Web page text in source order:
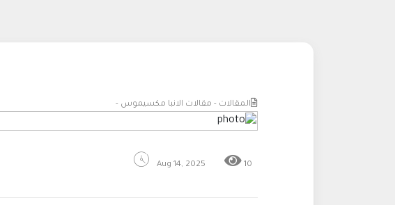
المقالات - مقالات الانبا مكسيموس -
Aug 14, 2025 10